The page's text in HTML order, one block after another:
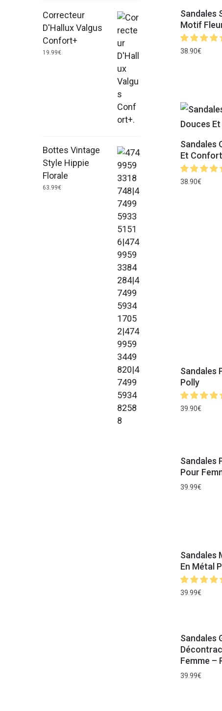
Sandales
Motif
38.90€
Sandales
Et
38.90€
Sandales
Polly
39.90€
Sandales
Pour
39.99€
Sandales
En Métal
39.99€
Sandales
Femme –
39.99€
Correcteur
D'Hallux Valgus
Confort+
19.99€
Bottes Vintage
Style Hippie
Florale
63.99€